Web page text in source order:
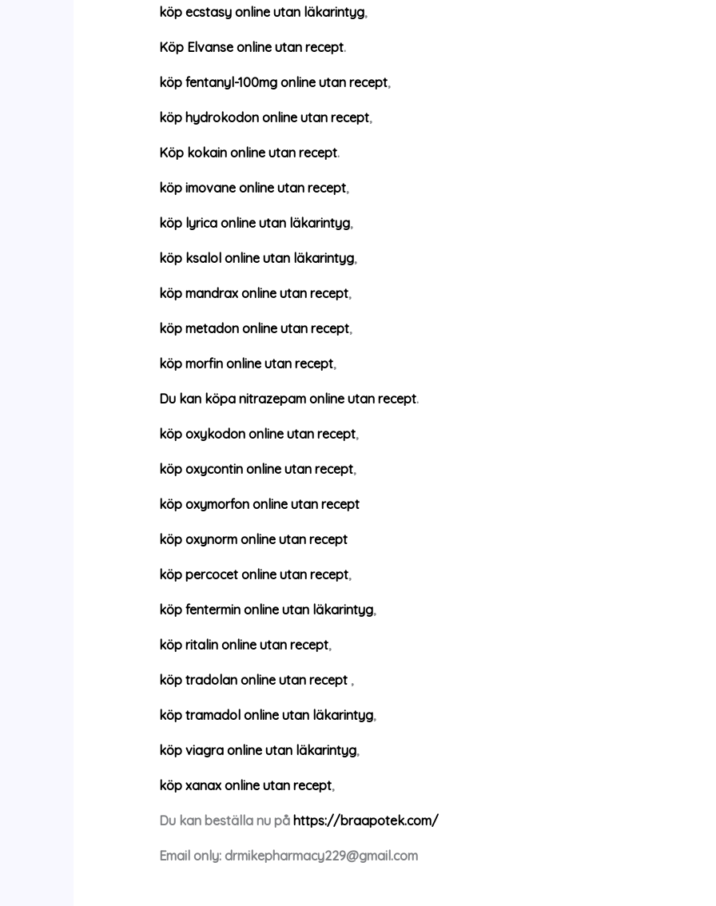
köp ecstasy online utan läkarintyg,
Köp Elvanse online utan recept.
köp fentanyl-100mg online utan recept,
köp hydrokodon online utan recept,
Köp kokain online utan recept.
köp imovane online utan recept,
köp lyrica online utan läkarintyg,
köp ksalol online utan läkarintyg,
köp mandrax online utan recept,
köp metadon online utan recept,
köp morfin online utan recept,
Du kan köpa nitrazepam online utan recept.
köp oxykodon online utan recept,
köp oxycontin online utan recept,
köp oxymorfon online utan recept
köp oxynorm online utan recept
köp percocet online utan recept,
köp fentermin online utan läkarintyg,
köp ritalin online utan recept,
köp tradolan online utan recept,
köp tramadol online utan läkarintyg,
köp viagra online utan läkarintyg,
köp xanax online utan recept,
Du kan beställa nu på https://braapotek.com/
Email only: drmikepharmacy229@gmail.com